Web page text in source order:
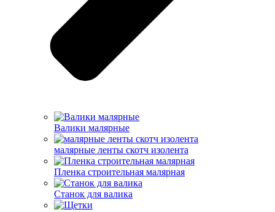
Валики малярные
малярные ленты скотч изолента
Пленка строительная малярная
Станок для валика